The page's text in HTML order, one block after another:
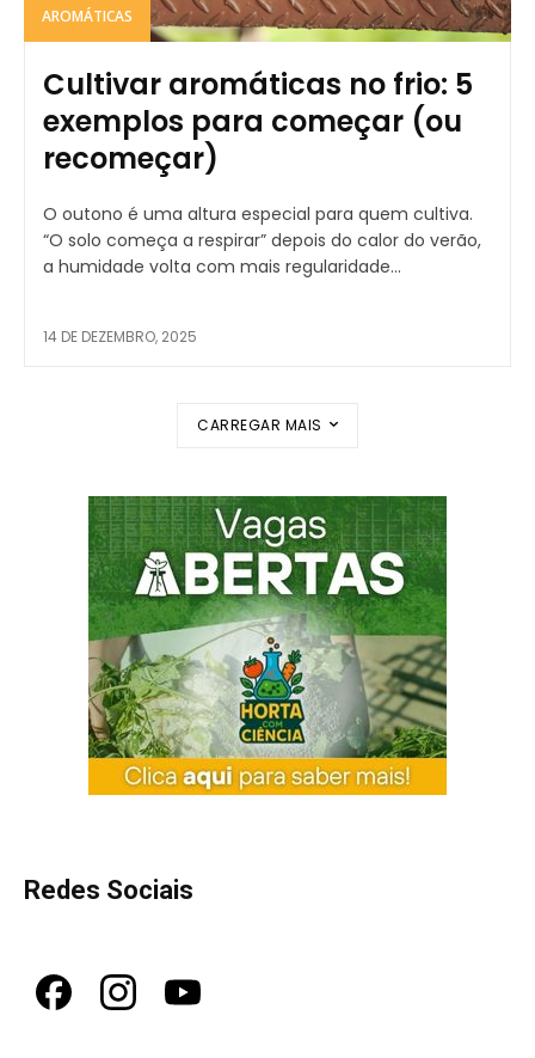
AROMÁTICAS
Cultivar aromáticas no frio: 5
exemplos para começar (ou
recomeçar)
O outono é uma altura especial para quem cultiva.
“O solo começa a respirar” depois do calor do verão,
a humidade volta com mais regularidade...
14 DE DEZEMBRO, 2025
CARREGAR MAIS
Redes Sociais